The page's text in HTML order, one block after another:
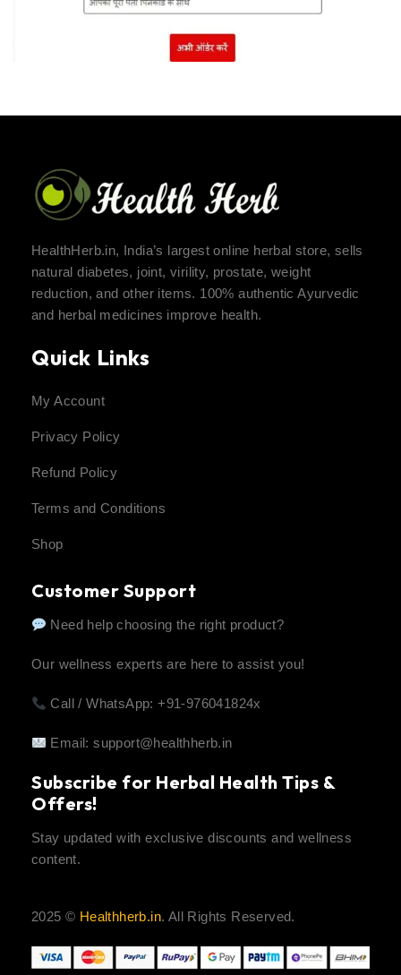
HealthHerb.in, India’s largest online herbal store, sells
natural diabetes, joint, virility, prostate, weight
reduction, and other items. 100% authentic Ayurvedic
and herbal medicines improve health.
Quick Links
My Account
Privacy Policy
Refund Policy
Terms and Conditions
Shop
Customer Support
Need help choosing the right product?
Our wellness experts are here to assist you!
Call / WhatsApp: +91-976041824x
Email:support@healthherb.in
Subscribe for Herbal Health Tips &
Offers!
Stay updated with exclusive discounts and wellness
content.
2025 © Healthherb.in. All Rights Reserved.